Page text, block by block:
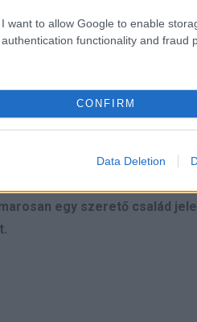
I want to allow Google to enable
authentication functionality and fraud
CONFIRM
Data Deletion
gyermekért, az
egy szerető család